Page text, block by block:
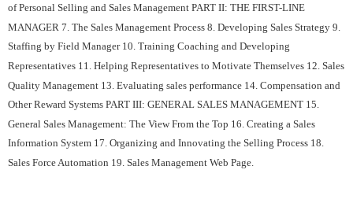
of Personal Selling and Sales Management PART II: THE FIRST-LINE
MANAGER 7. The Sales Management Process 8. Developing Sales Strategy 9.
Staffing by Field Manager 10. Training Coaching and Developing
Representatives 11. Helping Representatives to Motivate Themselves 12. Sales
Quality Management 13. Evaluating sales performance 14. Compensation and
Other Reward Systems PART III: GENERAL SALES MANAGEMENT 15.
General Sales Management: The View From the Top 16. Creating a Sales
Information System 17. Organizing and Innovating the Selling Process 18.
Sales Force Automation 19. Sales Management Web Page.